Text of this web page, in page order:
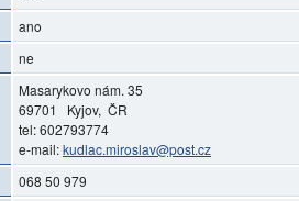
ano
ne
Masarykovo nám. 35
69701 Kyjov, ČR
tel: 602793774
e-mail:kudlac.miroslav@post.cz
068 50 979